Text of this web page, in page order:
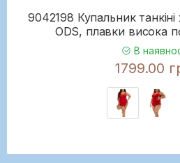
9042198 Купальник
ODS, плавки висока
В
1799.00